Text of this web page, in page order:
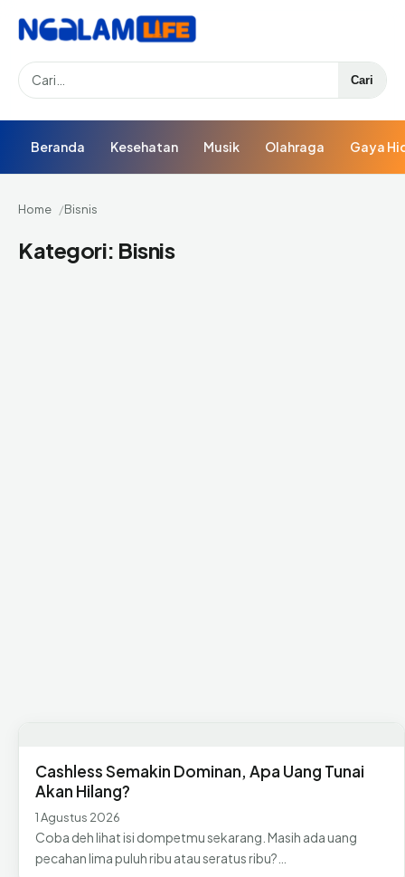
Search Cari
Beranda Kesehatan Musik Olahraga Gaya
Home Bisnis
Kategori: Bisnis
Cashless Semakin Dominan, Apa Uang Tunai
Akan Hilang?
1 Agustus 2026
Coba deh lihat isi dompetmu sekarang. Masih ada uang
pecahan lima puluh ribu atau seratus ribu?…